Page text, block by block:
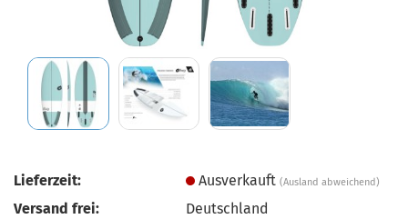
Lieferzeit: Ausverkauft(Ausland abweichend)
Versand frei:
Deutschland